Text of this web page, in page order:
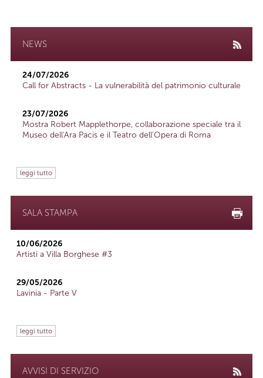
NEWS
24/07/2026
Call for Abstracts - La vulnerabilità del patrimonio culturale
23/07/2026
Mostra Robert Mapplethorpe, collaborazione speciale tra il
Museo dell'Ara Pacis e il Teatro dell'Opera di Roma
leggi tutto
SALA STAMPA
10/06/2026
Artisti a Villa Borghese #3
29/05/2026
Lavinia - Parte V
leggi tutto
AVVISI DI SERVIZIO